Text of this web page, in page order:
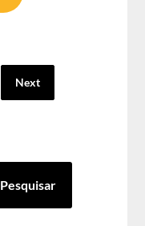
Next
Pesquisar